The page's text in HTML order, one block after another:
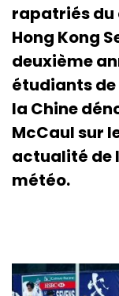
rapatriés du
Hong Kong
deuxième
étudiants de
la Chine
McCaul sur
actualité de
météo.